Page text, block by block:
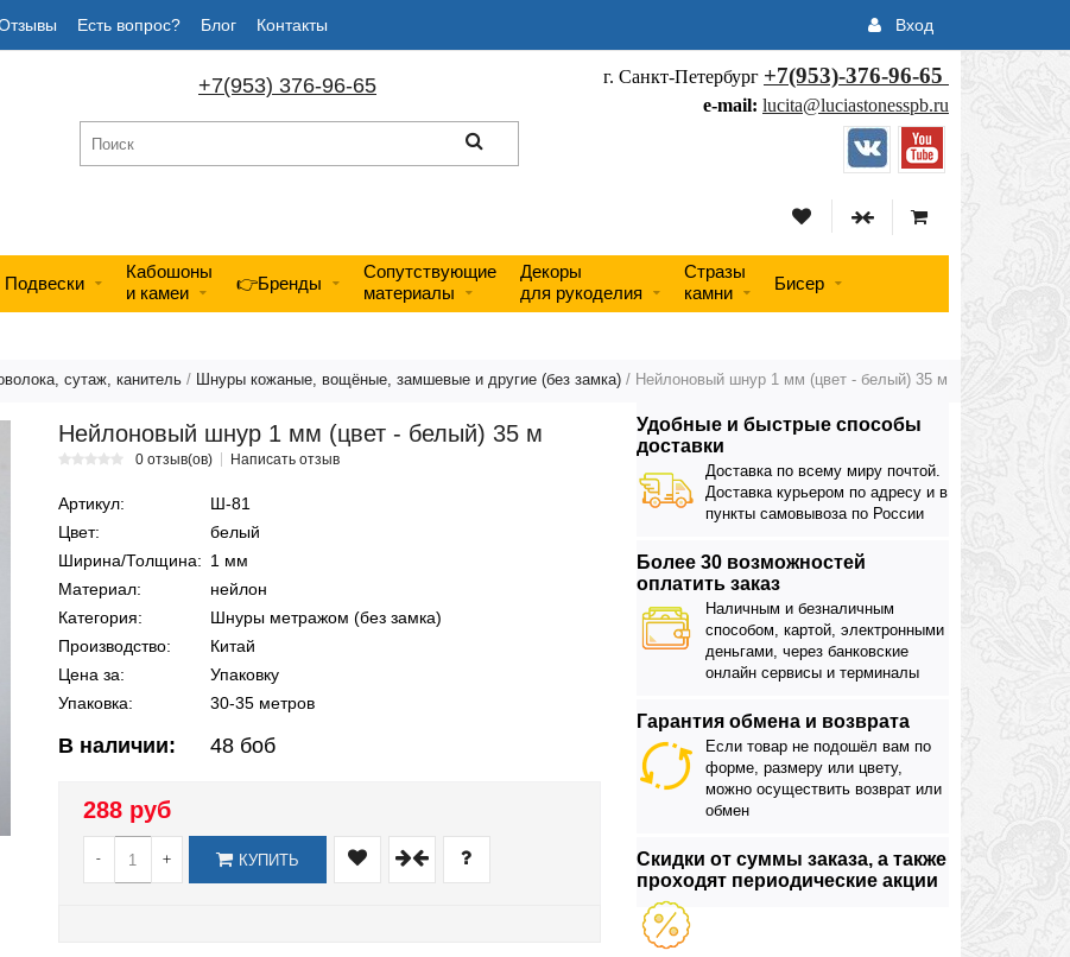
Есть вопрос? Блог Контакты Вход
г. Санкт-Петербург +7(953)-376-96-65
e-mail: lucita@luciastonesspb.ru
+7(953) 376-96-65
Подвески
Кабошоны
и камеи
👉Бренды
Сопутствующие
материалы
Декоры
для рукоделия
Стразы
камни
Бисер
сутаж, канитель / Шнуры кожаные, вощёные, замшевые и другие (без замка) / Нейлоновый шнур 1 мм (цвет - белый) 35 м
Удобные и быстрые способы
доставки
Доставка по всему миру почтой.
Доставка курьером по адресу и в
пункты самовывоза по России
Более 30 возможностей
оплатить заказ
Наличным и безналичным
способом, картой, электронными
деньгами, через банковские
онлайн сервисы и терминалы
Гарантия обмена и возврата
Если товар не подошёл вам по
форме, размеру или цвету,
можно осуществить возврат или
обмен
Скидки от суммы заказа, а также
проходят периодические акции
Нейлоновый шнур 1 мм (цвет - белый) 35 м
0 отзыв(ов) Написать отзыв
Артикул:
Ш-81
Цвет:
белый
Ширина/Толщина: 1 мм
Материал:
нейлон
Категория:
Шнуры метражом (без замка)
Производство:
Китай
Цена за:
Упаковку
Упаковка:
30-35 метров
В наличии: 48 боб
288 руб
- + КУПИТЬ